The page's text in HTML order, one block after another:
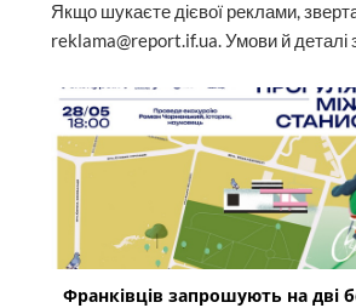
Якщо шукаєте дієвої реклами,
reklama@report.if.ua. Умови й деталі
Франківців запрошують на дві